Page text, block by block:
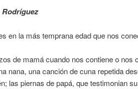
en la más temprana edad que nos
de mamá cuando nos contiene o nos
nana, una canción de cuna repetida
las piernas de papá, que testimonian